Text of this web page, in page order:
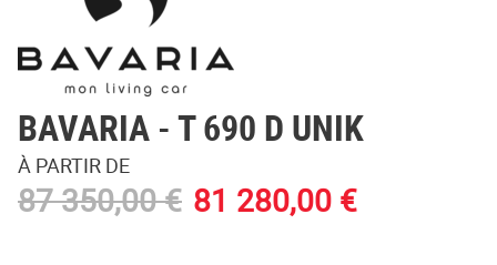
BAVARIA - T 690 D UNIK
À PARTIR DE
87 350,00 € 81 280,00 €